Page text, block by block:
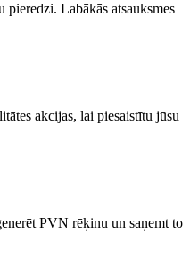
pieredzi. Labākās atsauksmes
akcijas, lai piesaistītu jūsu
PVN rēķinu un saņemt to